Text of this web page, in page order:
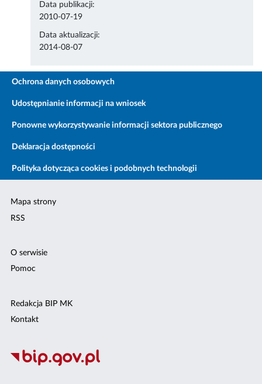
Data publikacji:
2010-07-19
Data aktualizacji:
2014-08-07
Ochrona danych osobowych
Udostępnianie informacji na wniosek
Ponowne wykorzystywanie informacji sektora publicznego
Deklaracja dostępności
Polityka dotycząca cookies i podobnych technologii
Mapa strony
RSS
O serwisie
Pomoc
Redakcja BIP MK
Kontakt